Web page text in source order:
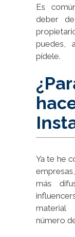
Es
deber
puedes,
pídele.
Ya te he
más
número